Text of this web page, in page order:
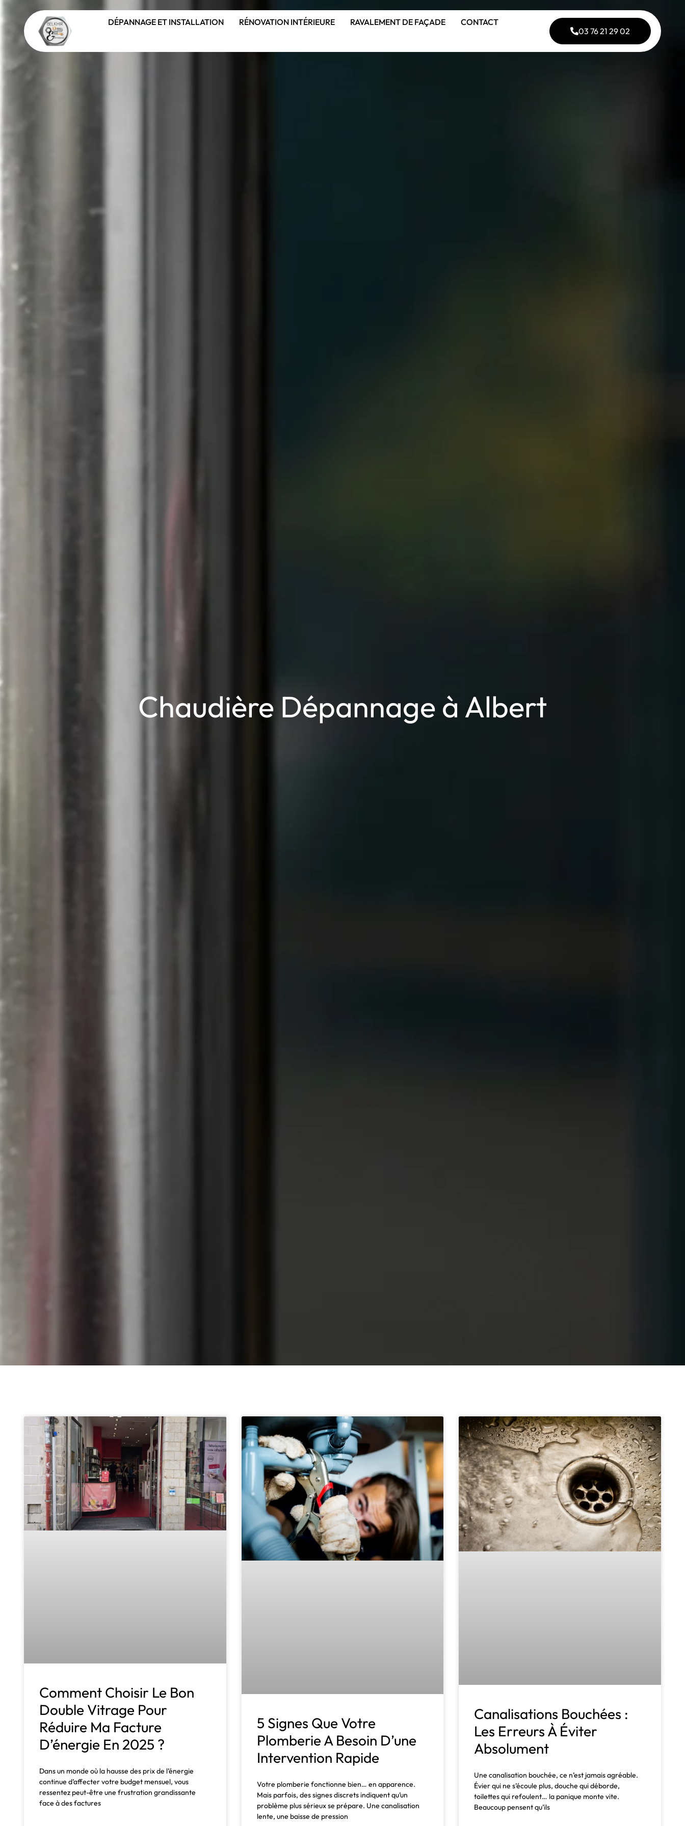
DÉPANNAGE ET INSTALLATION RÉNOVATION INTÉRIEURE RAVALEMENT DE FAÇADE
CONTACT
03 76 21 29 02
Chaudière Dépannage à Albert
Comment Choisir Le Bon
Double Vitrage Pour
Réduire Ma Facture
D’énergie En 2025 ?
Dans un monde où la hausse des prix de l’énergie
continue d’affecter votre budget mensuel, vous
ressentez peut-être une frustration grandissante
face à des factures
5 Signes Que Votre
Plomberie A Besoin D’une
Intervention Rapide
Votre plomberie fonctionne bien… en apparence.
Mais parfois, des signes discrets indiquent qu’un
problème plus sérieux se prépare. Une canalisation
lente, une baisse de pression
Canalisations Bouchées :
Les Erreurs À Éviter
Absolument
Une canalisation bouchée, ce n’est jamais agréable.
Évier qui ne s’écoule plus, douche qui déborde,
toilettes qui refoulent… la panique monte vite.
Beaucoup pensent qu’ils